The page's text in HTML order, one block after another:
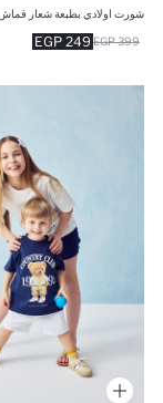
249 EGP 399 EGP